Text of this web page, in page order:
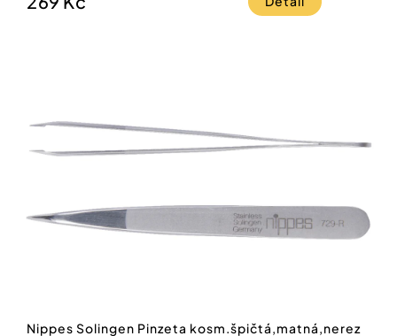
Nippes Solingen Pinzeta kosm.špičtá,matná,nerez